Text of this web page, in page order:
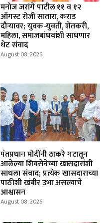
मनोज जरांगे पाटील ११ व १२
ऑगस्ट रोजी सातारा, कराड
दौऱ्यावर; युवक-युवती, शेतकरी,
महिला, समाजबांधवांशी साधणार
थेट संवाद
August 08, 2026
पंतप्रधान मोदींनी ठाकरे गटातून
आलेल्या शिवसेनेच्या खासदारांशी
साधला संवाद; प्रत्येक खासदाराच्या
पाठीशी खंबीर उभा असल्याचे
आश्वासन
August 08, 2026